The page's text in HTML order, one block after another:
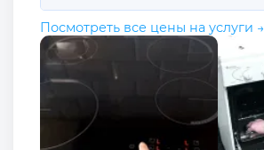
Посмотреть все цены на услуги →